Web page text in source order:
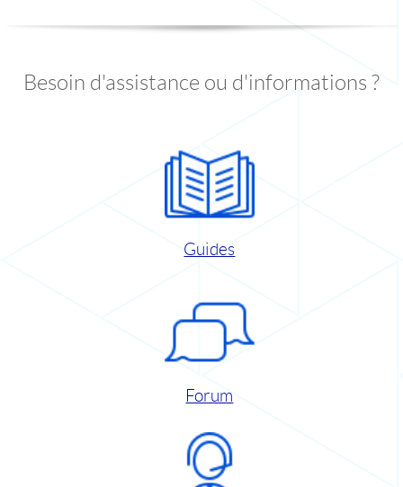
Besoin d'assistance ou d'informations ?
Guides
Forum